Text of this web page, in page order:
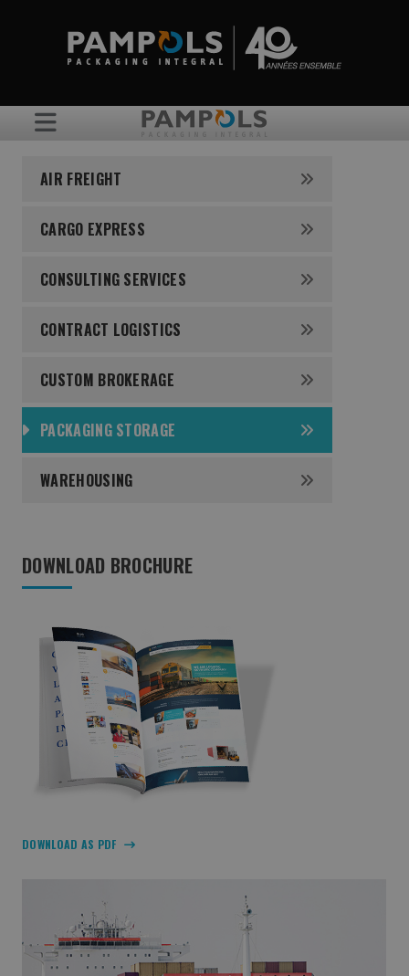
AIR FREIGHT
CARGO EXPRESS
CONSULTING SERVICES
CONTRACT LOGISTICS
CUSTOM BROKERAGE
PACKAGING STORAGE
WAREHOUSING
DOWNLOAD BROCHURE
DOWNLOAD AS PDF